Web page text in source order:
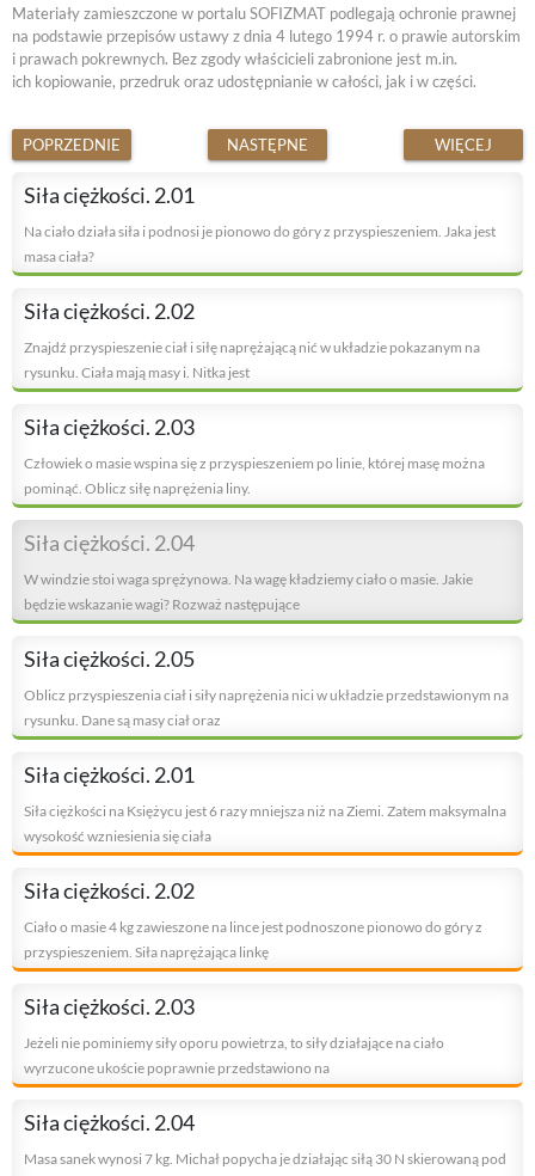
Materiały zamieszczone w portalu SOFIZMAT podlegają ochronie prawnej
na podstawie przepisów ustawy z dnia 4 lutego 1994 r. o prawie autorskim
i prawach pokrewnych. Bez zgody właścicieli zabronione jest m.in.
ich kopiowanie, przedruk oraz udostępnianie w całości, jak i w części.
POPRZEDNIE NASTĘPNE WIĘCEJ
Siła ciężkości. 2.01
Na ciało działa siła i podnosi je pionowo do góry z przyspieszeniem. Jaka jest
masa ciała?
Siła ciężkości. 2.02
Znajdź przyspieszenie ciał i siłę naprężającą nić w układzie pokazanym na
rysunku. Ciała mają masy i. Nitka jest
Siła ciężkości. 2.03
Człowiek o masie wspina się z przyspieszeniem po linie, której masę można
pominąć. Oblicz siłę naprężenia liny.
Siła ciężkości. 2.04
W windzie stoi waga sprężynowa. Na wagę kładziemy ciało o masie. Jakie
będzie wskazanie wagi? Rozważ następujące
Siła ciężkości. 2.05
Oblicz przyspieszenia ciał i siły naprężenia nici w układzie przedstawionym na
rysunku. Dane są masy ciał oraz
Siła ciężkości. 2.01
Siła ciężkości na Księżycu jest 6 razy mniejsza niż na Ziemi. Zatem maksymalna
wysokość wzniesienia się ciała
Siła ciężkości. 2.02
Ciało o masie 4 kg zawieszone na lince jest podnoszone pionowo do góry z
przyspieszeniem. Siła naprężająca linkę
Siła ciężkości. 2.03
Jeżeli nie pominiemy siły oporu powietrza, to siły działające na ciało
wyrzucone ukoście poprawnie przedstawiono na
Siła ciężkości. 2.04
Masa sanek wynosi 7 kg. Michał popycha je działając siłą 30 N skierowaną pod